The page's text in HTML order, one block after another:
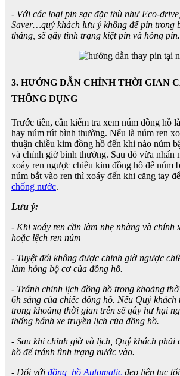
- Với các loại pin sạc đặc thù như Eco-
Saver…quý khách lưu ý không để pin trong
tháng, sẽ gây tình trạng kiệt pin và hỏng pin.
3. HƯỚNG DẪN CHỈNH THỜI GIAN
THÔNG DỤNG
Trước tiên, cần kiểm tra xem núm đồng hồ
hay núm rút bình thường. Nếu là núm ren
thuận chiều kim đồng hồ đến khi nào núm
và chỉnh giờ bình thường. Sau đó vừa nhấn
xoáy ren ngược chiều kim đồng hồ để núm
núm bắt vào ren thì xoáy đến khi căng tay
chống nước.
Lưu ý:
- Khi xoáy ren cần làm nhẹ nhàng và chính
hoặc lệch ren núm
- Tuyệt đối không được chỉnh giờ ngược
làm hỏng bộ cơ của đồng hồ.
- Tránh chỉnh lịch đồng hồ trong khoảng
6h sáng của chiếc đồng hồ. Nếu Quý
trong khoảng thời gian trên sẽ gây hư hại
thống bánh xe truyền lịch của đồng hồ.
- Sau khi chỉnh giờ và lịch, Quý khách phải
hồ để tránh tình trạng nước vào.
- Đối với đồng hồ Automatic đeo liên tục